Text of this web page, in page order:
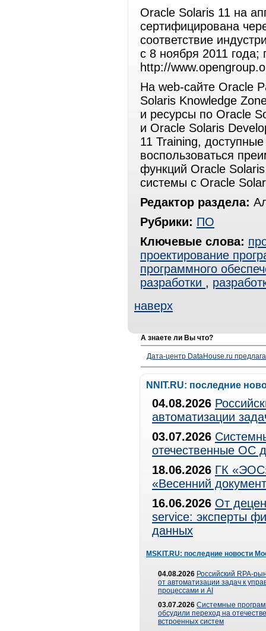
Oracle Solaris 11 на
сертифицирована
соответствие
с 8 ноября 2011
http://
На web-сайте Oracle
Solaris Knowledge
и ресурсы по Oracle
и Oracle Solaris
11 Training,
воспользоваться
функций Oracle
системы с Oracle
Редактор раздела:
Рубрики: ПО
Ключевые слова:
проектирование
программного
разработки ,
наверх
А знаете ли Вы что?
Дата-центр DataHouse.ru
NNIT.RU: последние
04.08.2026
автоматизации
03.07.2026
отечественные ОС
18.06.2026 ГК
«Весенний
16.06.2026 От
service: эксперты
данных
MSKIT.RU: последние новости
04.08.2026 Российский RPA-
от автоматизации задач к
процессами и AI
03.07.2026 Системные
обсудили переход на
встроенных систем